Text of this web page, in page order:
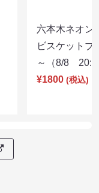
六本木ネオン
ビスケットブ
～（8/8
¥1800 (税込)